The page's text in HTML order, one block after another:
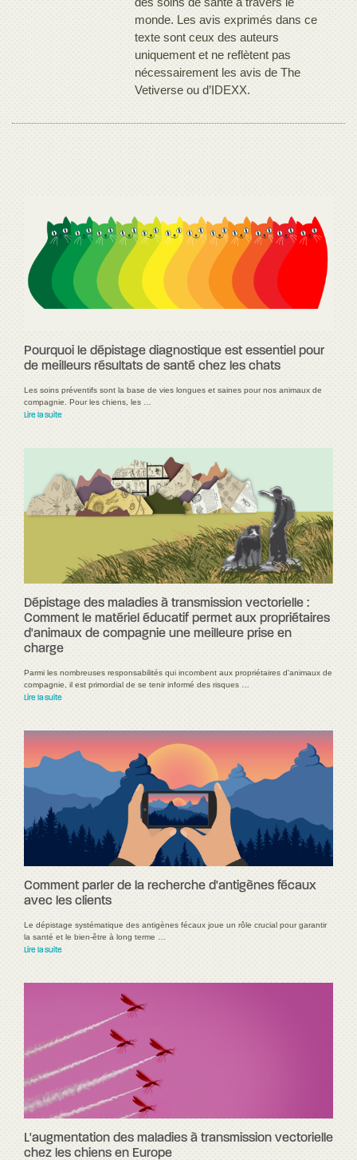
monde. Les avis exprimés dans ce
texte sont ceux des auteurs
uniquement et ne reflètent pas
nécessairement les avis de The
Vetiverse ou d’IDEXX.
Pourquoi le dépistage diagnostique est essentiel pour
de meilleurs résultats de santé chez les chats
Les soins préventifs sont la base de vies longues et saines pour nos animaux de
compagnie. Pour les chiens, les …
Lire la suite
Dépistage des maladies à transmission vectorielle :
Comment le matériel éducatif permet aux propriétaires
d'animaux de compagnie une meilleure prise en
charge
Parmi les nombreuses responsabilités qui incombent aux propriétaires d'animaux de
compagnie, il est primordial de se tenir informé des risques …
Lire la suite
Comment parler de la recherche d'antigènes fécaux
avec les clients
Le dépistage systématique des antigènes fécaux joue un rôle crucial pour garantir
la santé et le bien-être à long terme …
Lire la suite
L'augmentation des maladies à transmission vectorielle
chez les chiens en Europe